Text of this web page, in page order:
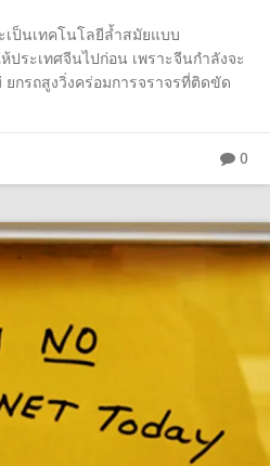
เป็นเทคโนโลยีล้ำสมัยแบบ
ประเทศจีนไปก่อน เพราะจีนกำลังจะ
ยกรถสูงวิ่งคร่อมการจราจรที่ติดขัด
0